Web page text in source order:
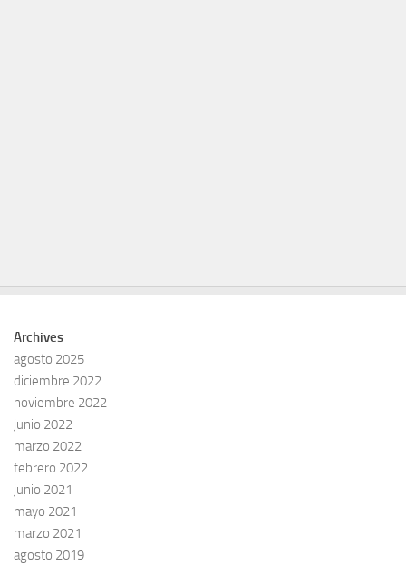
Archives
agosto 2025
diciembre 2022
noviembre 2022
junio 2022
marzo 2022
febrero 2022
junio 2021
mayo 2021
marzo 2021
agosto 2019